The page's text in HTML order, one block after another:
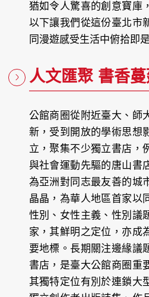
猶如令人驚喜的創意寶庫
以下讓我們從這份臺北市
同漫遊感受生活中俯拾即
人文匯聚 書香
公館商圈從附近臺大、師
新，受到開放的學術思想
立，聚集不少獨立書店，
與社會運動先驅的唐山書
為亞洲對同志最友善的城
晶晶，為華人地區首家以
性別、女性主義、性別議
家，其鮮明之定位，亦成
要地標。長期關注邊緣議
書店，是臺大公館商圈重
其獨特定位有別於連鎖大